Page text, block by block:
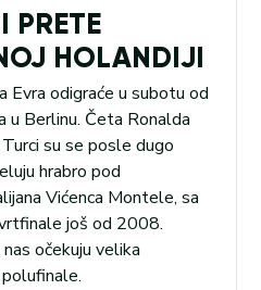
PRETE
HOLANDIJI
Evra odigraće u subotu od
u Berlinu. Četa Ronalda
su se posle dugo
hrabro pod
Vićenca Montele, sa
još od 2008.
očekuju velika